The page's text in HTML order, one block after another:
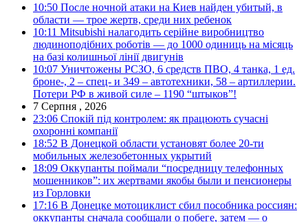
10:50 После ночной атаки на Киев найден убитый, в
области — трое жертв, среди них ребенок
10:11 Mitsubishi налагодить серійне виробництво
людиноподібних роботів — до 1000 одиниць на місяць
на базі колишньої лінії двигунів
10:07 Уничтожены РСЗО, 6 средств ПВО, 4 танка, 1 ед.
броне-, 2 – спец- и 349 – автотехники, 58 – артиллерии.
Потери РФ в живой силе – 1190 “штыков”!
7 Серпня , 2026
23:06 Спокій під контролем: як працюють сучасні
охоронні компанії
18:52 В Донецкой области установят более 20-ти
мобильных железобетонных укрытий
18:09 Оккупанты поймали “посредницу телефонных
мошенников”: их жертвами якобы были и пенсионеры
из Горловки
17:16 В Донецке мотоциклист сбил пособника россиян:
оккупанты сначала сообщали о побеге, затем — о